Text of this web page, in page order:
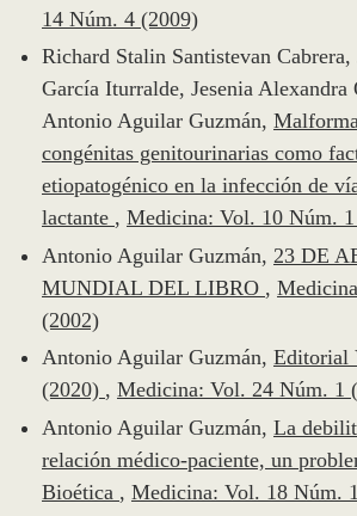
14 Núm. 4 (2009)
Richard Stalin Santistevan Cabrera,
García Iturralde, Jesenia Alexandra
Antonio Aguilar Guzmán,
congénitas genitourinarias como
etiopatogénico en la infección de
lactante , Medicina: Vol. 10 Núm.
Antonio Aguilar Guzmán, 23 DE
MUNDIAL DEL LIBRO ,
(2002)
Antonio Aguilar Guzmán, Editorial
(2020) , Medicina: Vol. 24 Núm. 1
Antonio Aguilar Guzmán, La
relación médico-paciente, un
Bioética , Medicina: Vol. 18 Núm.